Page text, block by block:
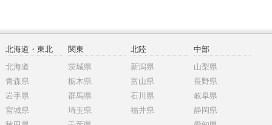
北海道・東北
北海道
青森県
岩手県
宮城県
関東
茨城県
栃木県
群馬県
埼玉県
北陸
新潟県
富山県
石川県
福井県
中部
山梨県
長野県
岐阜県
静岡県